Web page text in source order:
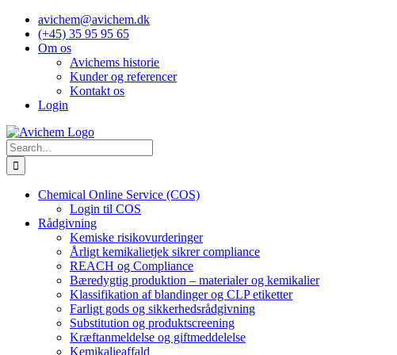
Skip
content
avichem@avichem.dk
(+45) 35 95 95 65
Om os
Avichems historie
Kunder og referencer
Kontakt os
Login
Search
for:
Chemical Online Service (COS)
Login til COS
Rådgivning
Kemiske risikovurderinger
Årligt kemikalietjek sikrer compliance
REACH og Compliance
Bæredygtig produktion – materialer og kemikalier
Klassifikation af blandinger og CLP etiketter
Farligt gods og sikkerhedsrådgivning
Substitution og produktscreening
Kræftanmeldelse og giftmeddelelse
Kemikalieaffald